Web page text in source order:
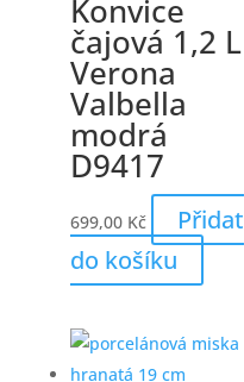
Konvice
čajová 1,2 L
Verona
Valbella
modrá
D9417
699,00 Kč
Přidat
do košíku